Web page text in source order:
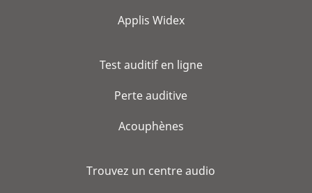
Applis Widex
Test auditif en ligne
Perte auditive
Acouphènes
Trouvez un centre audio